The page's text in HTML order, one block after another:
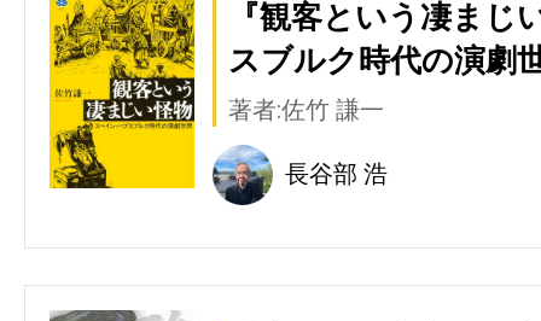
『観客という凄まじ
スブルク時代の演劇
著者:佐竹 謙一
長谷部 浩